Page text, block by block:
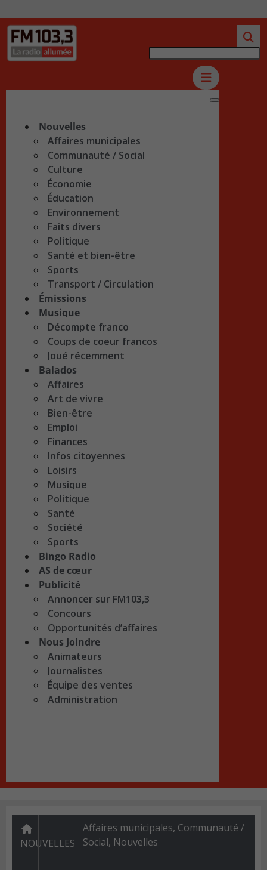
Nouvelles
Affaires municipales
Communauté / Social
Culture
Économie
Éducation
Environnement
Faits divers
Politique
Santé et bien-être
Sports
Transport / Circulation
Émissions
Musique
Décompte franco
Coups de coeur francos
Joué récemment
Balados
Affaires
Art de vivre
Bien-être
Emploi
Finances
Infos citoyennes
Loisirs
Musique
Politique
Santé
Société
Sports
Bingo Radio
AS de cœur
Publicité
Annoncer sur FM103,3
Concours
Opportunités d’affaires
Nous Joindre
Animateurs
Journalistes
Équipe des ventes
Administration
NOUVELLES
Affaires municipales, Communauté /
Social, Nouvelles